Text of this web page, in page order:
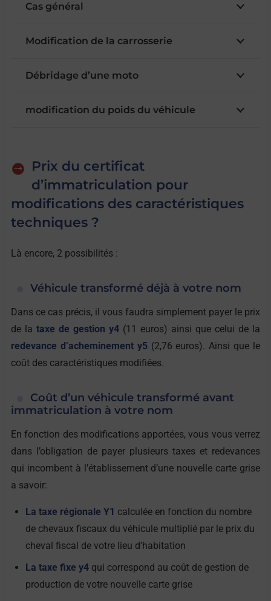
Cas général
Modification de la carrosserie
Débridage d’une moto
modification du poids du véhicule
Prix du certificat
d’immatriculation pour
modifications des caractéristiques
techniques ?
Là encore, 2 possibilités :
Véhicule transformé déjà à votre nom
Dans ce cas précis, il vous faudra simplement payer le prix
de la taxe de gestion y4 (11 euros) ainsi que celui de la
redevance d’acheminement y5(2,76 euros). Ainsi que le
coût des caractéristiques modifiées.
Coût d’un véhicule transformé avant
immatriculation à votre nom
En fonction des modifications apportées, vous vous verrez
dans l’obligation de payer plusieurs taxes et redevances
qui incombent à l’établissement d’une nouvelle carte grise
a savoir:
La taxe régionale Y1 calculée en fonction du nombre
de chevaux fiscaux du véhicule multiplié par le prix du
cheval fiscal de votre lieu d’habitation
La taxe fixe y4 qui correspond au coût de gestion de
production de votre nouvelle carte grise